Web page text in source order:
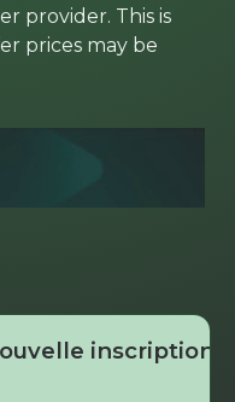
provider. This is
prices may be
inscription